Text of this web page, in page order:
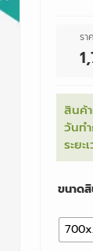
รา
สินค้
วันท
ระยะ
ขนาด